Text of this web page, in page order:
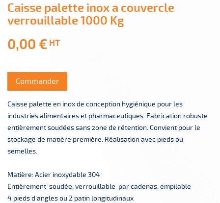
Caisse palette inox a couvercle
verrouillable 1000 Kg
0,00 € HT
Commander
Caisse palette en inox de conception hygiénique pour les
industries alimentaires et pharmaceutiques. Fabrication robuste
entièrement soudées sans zone de rétention. Convient pour le
stockage de matière première. Réalisation avec pieds ou
semelles.
Matière: Acier inoxydable 304
Entièrement soudée, verrouillable par cadenas, empilable
4 pieds d'angles ou 2 patin longitudinaux